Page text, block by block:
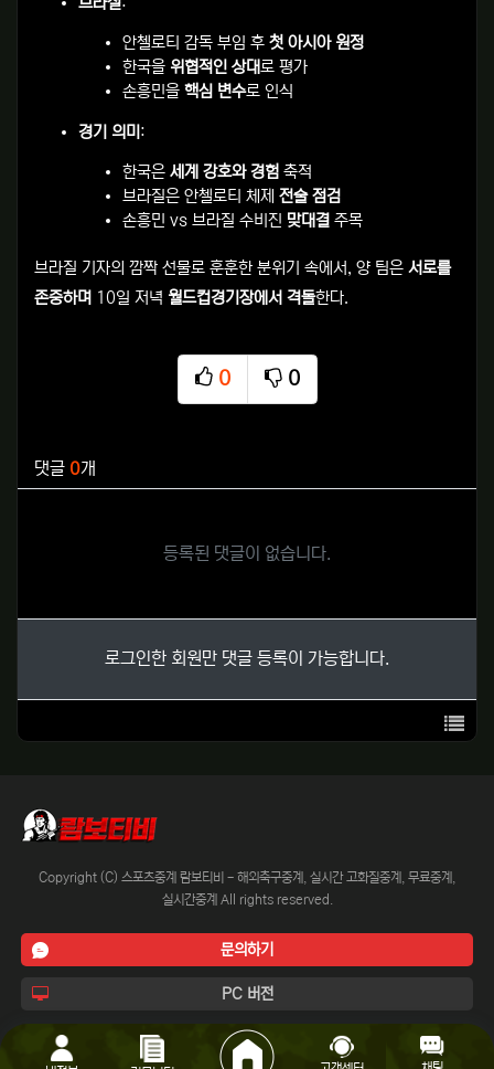
안첼로티 감독 부임 후 첫 아시아 원정
한국을 위협적인 상대로 평가
손흥민을 핵심 변수로 인식
경기 의미 :
한국은 세계 강호와 경험 축적
브라질은 안첼로티 체제 전술 점검
손흥민 vs 브라질 수비진 맞대결 주목
브라질 기자의 깜짝 선물로 훈훈한 분위기 속에서, 양 팀은 서로를
존중하며 10일 저녁 월드컵경기장에서 격돌한다.
0
추천
0
비추천
댓글 0개
등록된 댓글이 없습니다.
로그인한 회원만 댓글 등록이 가능합니다.
목록
Copyright (C) 스포츠중계 람보티비 - 해외축구중계, 실시간 고화질중계, 무료중계,
실시간중계 All rights reserved.
문의하기
PC 버전